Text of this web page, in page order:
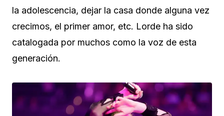
la adolescencia, dejar la casa donde alguna vez
crecimos, el primer amor, etc. Lorde ha sido
catalogada por muchos como la voz de esta
generación.